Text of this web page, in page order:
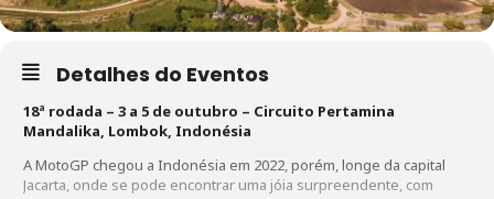
Detalhes do Eventos
18ª rodada – 3 a 5 de outubro – Circuito Pertamina
Mandalika, Lombok, Indonésia
A MotoGP chegou a Indonésia em 2022, porém, longe da capital
Jacarta, onde se pode encontrar uma jóia surpreendente, com